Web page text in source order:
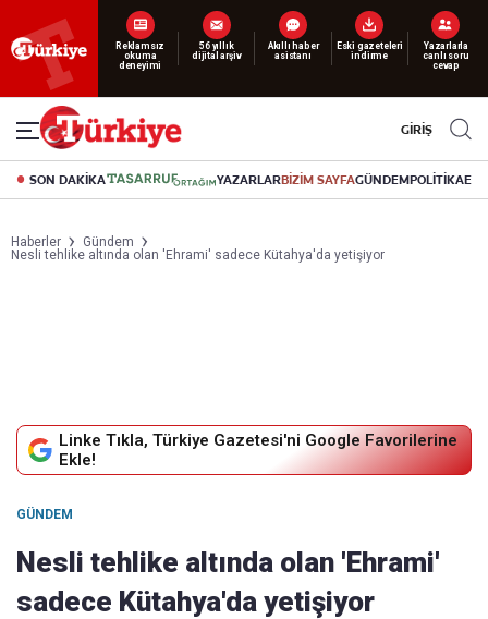
Yeni nesil dijital
abonelik 19 TL’den başlayan fiyatlarla.
GİRİŞ
SON DAKİKA YAZARLARBİZİM SAYFAGÜNDEMPOLİTİKA
Haberler
Gündem
Nesli tehlike altında olan 'Ehrami' sadece Kütahya'da yetişiyor
Linke Tıkla, Türkiye Gazetesi'ni Google Favorilerine
Ekle!
GÜNDEM
Nesli tehlike altında olan 'Ehrami'
sadece Kütahya'da yetişiyor